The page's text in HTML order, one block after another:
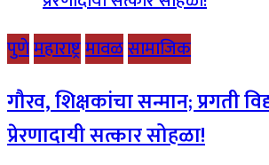
पुणेमहाराष्ट्रमावळसामाजिक
गौरव, शिक्षकांचा सन्मान; प्रगती
प्रेरणादायी सत्कार सोहळा!